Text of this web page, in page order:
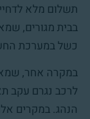
תשלום מלא
בבית מגורים,
כשל במערכת
במקרה אחר,
לרכב נגרם עקב
הנהג. במקרים